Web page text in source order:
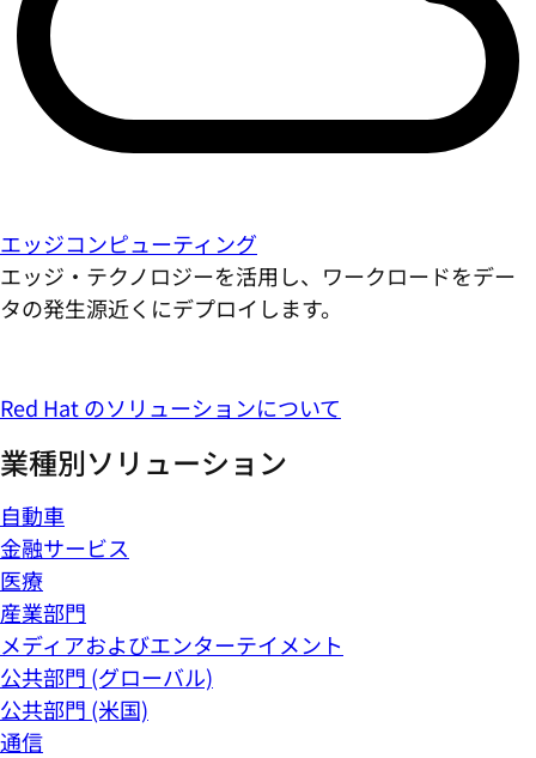
エッジコンピューティング
エッジ・テクノロジーを活用し、ワークロードをデー
タの発生源近くにデプロイします。
Red Hat のソリューションについて
業種別ソリューション
自動車
金融サービス
医療
産業部門
メディアおよびエンターテイメント
公共部門 (グローバル)
公共部門 (米国)
通信